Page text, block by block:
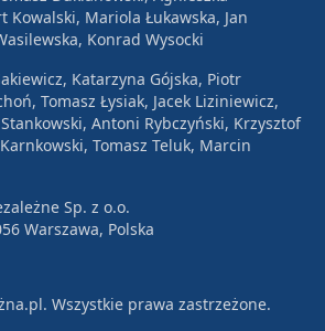
Kowalski, Mariola Łukawska, Jan
Konrad Wysocki
Katarzyna Gójska, Piotr
Tomasz Łysiak, Jacek Liziniewicz,
Antoni Rybczyński, Krzysztof
Tomasz Teluk, Marcin
Sp. z o.o.
Warszawa, Polska
Wszystkie prawa zastrzeżone.